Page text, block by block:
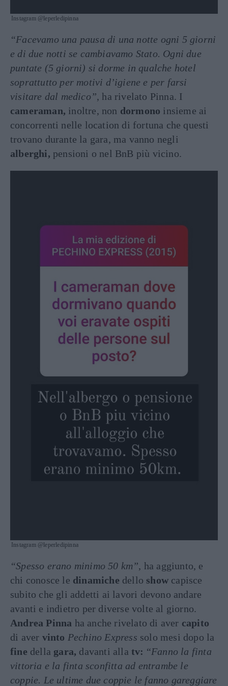
Instagram @leperledipinna
“Facevamo una pausa di una notte ogni 5 giorni
e di due notti se cambiavamo Stato. Ogni due
puntate (5 giorni) si dorme in qualche hotel
soprattutto per motivi d’igiene e per farsi
visitare dal medico”, ha rivelato Pinna. I
cameraman, inoltre, non dormono insieme ai
concorrenti nelle location di fortuna che questi
trovano durante la gara, ma vanno negli
alberghi, pensioni o nel BnB più vicino.
Instagram @leperledipinna
“Spesso erano minimo 50 km”, ha aggiunto, e
chi conosce le dinamiche dello show capisce
subito che gli addetti ai lavori devono andare
avanti e indietro per diverse volte al giorno.
Andrea Pinna ha anche rivelato di aver capito
di aver vinto Pechino Express solo mesi dopo la
fine della gara, davanti allatv: “Fanno la finta
vittoria e la finta sconfitta ad entrambe le
coppie. Le ultime due coppie le fanno gareggiare